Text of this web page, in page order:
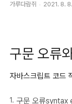
가루다람쥐 2021. 8.
구문 오류
자바스크립트 코드
구문 오류syntax